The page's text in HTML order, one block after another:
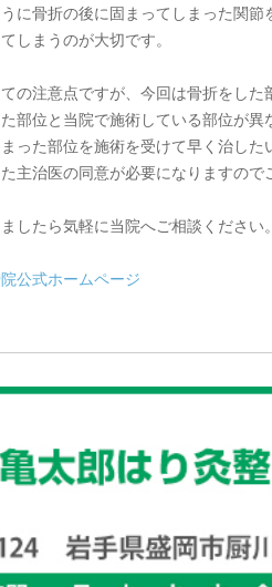
に骨折の後に固まってしまった関節
しまうのが大切です。
の注意点ですが、今回は骨折をした
部位と当院で施術している部位が異
った部位を施術を受けて早く治した
主治医の同意が必要になりますので
したら気軽に当院へご相談ください。
公式ホームページ